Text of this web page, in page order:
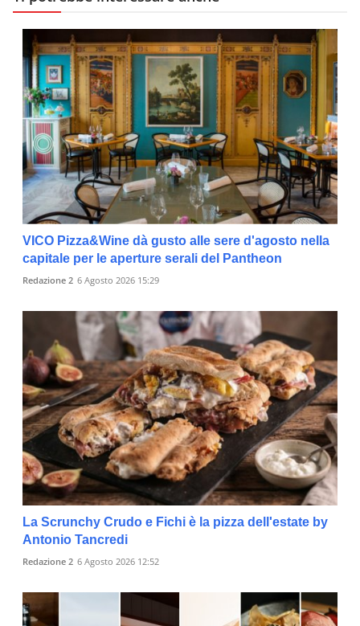
VICO Pizza&Wine dà gusto alle sere d'agosto nella
capitale per le aperture serali del Pantheon
Redazione 2 6 Agosto 2026 15:29
La Scrunchy Crudo e Fichi è la pizza dell'estate by
Antonio Tancredi
Redazione 2 6 Agosto 2026 12:52